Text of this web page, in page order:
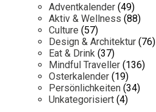
Adventkalender (49)
Aktiv & Wellness (88)
Culture (57)
Design & Architektur (76)
Eat & Drink (37)
Mindful Traveller (136)
Osterkalender (19)
Persönlichkeiten (34)
Unkategorisiert (4)